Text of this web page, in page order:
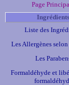
Page
Ingrédients
Liste des
Les Allergènes
Les
Formaldéhyde et